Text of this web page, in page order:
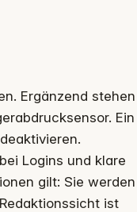
Ergänzend stehen
Ein
Logins und klare
gilt: Sie werden
ist